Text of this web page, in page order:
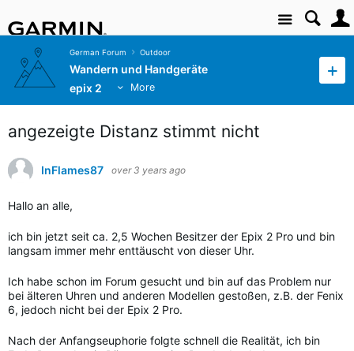
Site
German Forum Outdoor
Wandern und Handgeräte
epix 2
More
angezeigte Distanz stimmt nicht
InFlames87 over 3 years ago
Hallo an alle,
ich bin jetzt seit ca. 2,5 Wochen Besitzer der Epix 2 Pro und bin
langsam immer mehr enttäuscht von dieser Uhr.
Ich habe schon im Forum gesucht und bin auf das Problem nur
bei älteren Uhren und anderen Modellen gestoßen, z.B. der Fenix
6, jedoch nicht bei der Epix 2 Pro.
Nach der Anfangseuphorie folgte schnell die Realität, ich bin